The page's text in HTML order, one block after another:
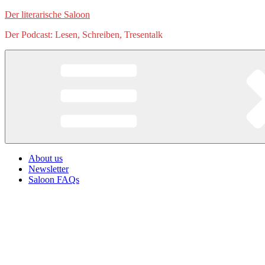
Zum
springen
Der literarische Saloon
Der Podcast: Lesen, Schreiben, Tresentalk
About us
Newsletter
Saloon FAQs